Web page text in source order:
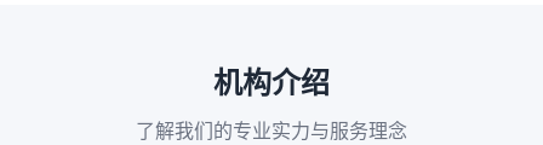
机构介绍
了解我们的专业实力与服务理念